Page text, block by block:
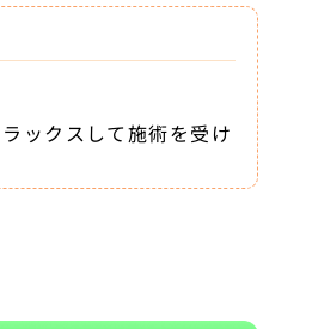
ックスして施術を受け